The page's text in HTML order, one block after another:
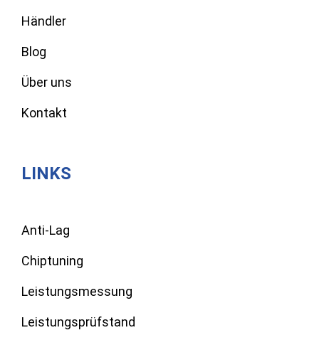
Händler
Blog
Über uns
Kontakt
LINKS
Anti-Lag
Chiptuning
Leistungsmessung
Leistungsprüfstand